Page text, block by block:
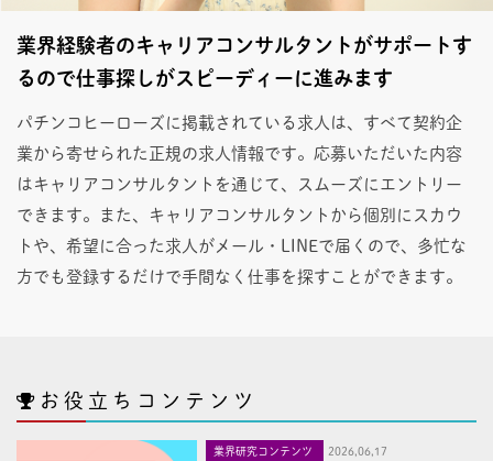
業界経験者のキャリアコンサルタントがサポートす
るので仕事探しがスピーディーに進みます
パチンコヒーローズに掲載されている求人は、すべて契約企
業から寄せられた正規の求人情報です。応募いただいた内容
はキャリアコンサルタントを通じて、スムーズにエントリー
できます。また、キャリアコンサルタントから個別にスカウ
トや、希望に合った求人がメール・LINEで届くので、多忙な
方でも登録するだけで手間なく仕事を探すことができます。
お役立ちコンテンツ
業界研究コンテンツ 2026,06,17